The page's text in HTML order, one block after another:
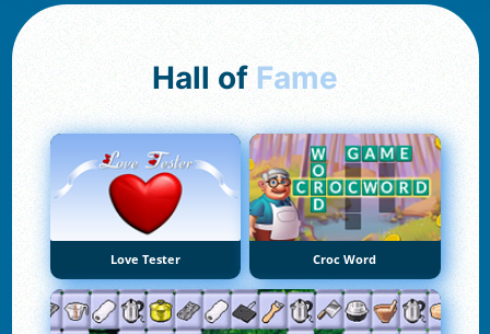
Hall of Fame
Love Tester Croc Word